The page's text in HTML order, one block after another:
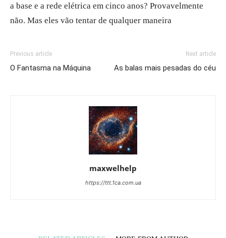
a base e a rede elétrica em cinco anos? Provavelmente
não. Mas eles vão tentar de qualquer maneira
Previous article
O Fantasma na Máquina
Next article
As balas mais pesadas do céu
maxwelhelp
https://ttt.1ca.com.ua